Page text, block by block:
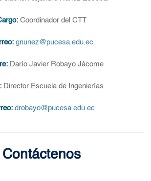
Coordinador del CTT
gnunez@pucesa.edu.ec
Darío Javier Robayo Jácome
Director Escuela de Ingenierías
drobayo@pucesa.edu.ec
Contáctenos